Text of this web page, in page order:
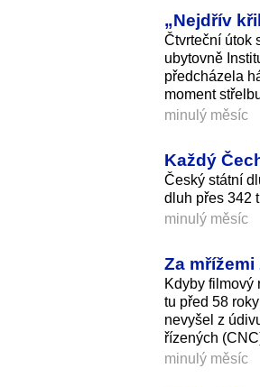
„Nejdřív
Čtvrteční útok
ubytovně
předcházela
moment
minulý měsíc
Každý
Český státní
dluh přes 342
minulý měsíc
Za
Kdyby filmový
tu před 58
nevyšel z
řízených
minulý měsíc